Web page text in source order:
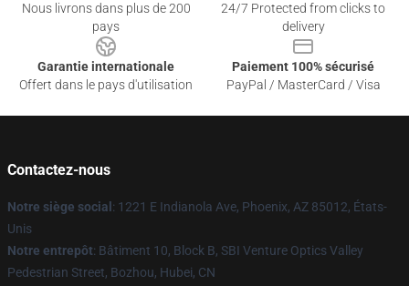
Nous livrons dans plus de 200
pays
24/7 Protected from clicks to
delivery
Garantie internationale
Offert dans le pays d'utilisation
Paiement 100% sécurisé
PayPal / MasterCard / Visa
Contactez-nous
Notre siège social : 1221 E Indianola Ave, Phoenix, AZ 85012, États-
Unis
Notre entrepôt: Bâtiment 10, Block B, SBI Venture Optics Valley
Pedestrian Street, Bozhou, Hubei, CN